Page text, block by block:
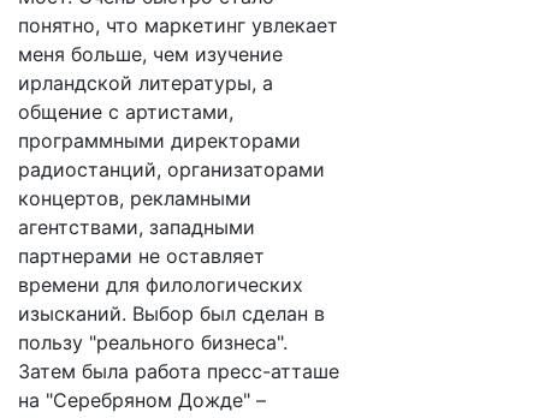
понятно, что маркетинг увлекает
меня больше, чем изучение
ирландской литературы, а
общение с артистами,
программными директорами
радиостанций, организаторами
концертов, рекламными
агентствами, западными
партнерами не оставляет
времени для филологических
изысканий. Выбор был сделан в
пользу "реального бизнеса".
Затем была работа пресс-атташе
на "Серебряном Дожде" –